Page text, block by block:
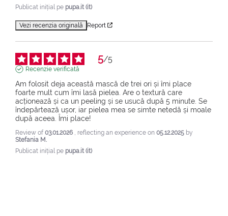
Publicat inițial pe pupa.it (it)
Vezi recenzia originală Report
5/5
Recenzie verificată
Am folosit deja această mască de trei ori și îmi place
foarte mult cum îmi lasă pielea. Are o textură care
acționează și ca un peeling și se usucă după 5 minute. Se
îndepărtează ușor, iar pielea mea se simte netedă și moale
după aceea. Îmi place!
Review of03.01.2026 , reflecting an experience on 05.12.2025 by
Stefania M.
Publicat inițial pe pupa.it (it)